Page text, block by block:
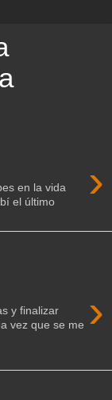
›
en la vida
el último
›
y finalizar
vez que se me